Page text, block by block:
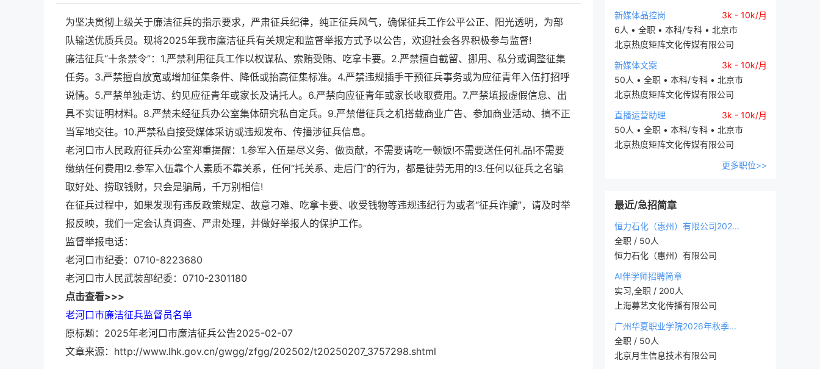
新媒体品控岗
3k - 10k/月
6人 • 全职 • 本科/专科 • 北京市
北京热度矩阵文化传媒有限公司
新媒体文案
3k - 10k/月
50人 • 全职 • 本科/专科 • 北京市
北京热度矩阵文化传媒有限公司
直播运营助理
3k - 10k/月
50人 • 全职 • 本科/专科 • 北京市
北京热度矩阵文化传媒有限公司
更多职位>>
最近/急招简章
恒力石化（惠州）有限公司202...
全职 / 50人
恒力石化（惠州）有限公司
AI伴学师招聘简章
实习,全职 / 200人
上海募艺文化传播有限公司
广州华夏职业学院2026年秋季...
全职 / 50人
北京月生信息技术有限公司
为坚决贯彻上级关于廉洁征兵的指示要求，严肃征兵纪律，纯正征兵风气，确保征兵工作公平公正、阳光透明，为部
队输送优质兵员。现将2025年我市廉洁征兵有关规定和监督举报方式予以公告，欢迎社会各界积极参与监督!
廉洁征兵“十条禁令”：1.严禁利用征兵工作以权谋私、索贿受贿、吃拿卡要。2.严禁擅自截留、挪用、私分或调整征集
任务。3.严禁擅自放宽或增加征集条件、降低或抬高征集标准。4.严禁违规插手干预征兵事务或为应征青年入伍打招呼
说情。5.严禁单独走访、约见应征青年或家长及请托人。6.严禁向应征青年或家长收取费用。7.严禁填报虚假信息、出
具不实证明材料。8.严禁未经征兵办公室集体研究私自定兵。9.严禁借征兵之机搭载商业广告、参加商业活动、搞不正
当军地交往。10.严禁私自接受媒体采访或违规发布、传播涉征兵信息。
老河口市人民政府征兵办公室郑重提醒：1.参军入伍是尽义务、做贡献，不需要请吃一顿饭!不需要送任何礼品!不需要
缴纳任何费用!2.参军入伍靠个人素质不靠关系，任何“托关系、走后门”的行为，都是徒劳无用的!3.任何以征兵之名骗
取好处、捞取钱财，只会是骗局，千万别相信!
在征兵过程中，如果发现有违反政策规定、故意刁难、吃拿卡要、收受钱物等违规违纪行为或者“征兵诈骗”，请及时举
报反映，我们一定会认真调查、严肃处理，并做好举报人的保护工作。
监督举报电话：
老河口市纪委：0710-8223680
老河口市人民武装部纪委：0710-2301180
点击查看>>>
老河口市廉洁征兵监督员名单
原标题：2025年老河口市廉洁征兵公告2025-02-07
文章来源：http://www.lhk.gov.cn/gwgg/zfgg/202502/t20250207_3757298.shtml